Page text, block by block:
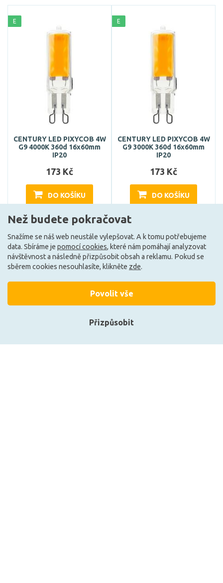
E
CENTURY LED PIXYCOB 4W
G9 4000K 360d 16x60mm
IP20
173 Kč
DO KOŠÍKU
Může být u Vás 17. 8.
E
CENTURY LED PIXYCOB 4W
G9 3000K 360d 16x60mm
IP20
173 Kč
DO KOŠÍKU
Může být u Vás 17. 8.
Než budete pokračovat
Snažíme se náš web neustále vylepšovat. A k tomu potřebujeme
data. Sbíráme je pomocí cookies, které nám pomáhají analyzovat
návštěvnost a následně přizpůsobit obsah a reklamu. Pokud se
sběrem cookies nesouhlasíte, klikněte zde.
Přizpůsobit
Povolit vše